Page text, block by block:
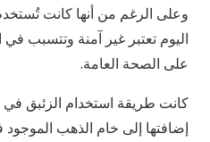
وعلى الرغم من أنها كانت
اليوم تعتبر غير آمنة وتتسبب في
على الصحة العامة.
كانت طريقة استخدام الزئبق
إضافتها إلى خام الذهب